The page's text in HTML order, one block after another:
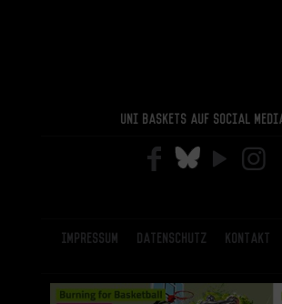
Uni Baskets auf Social
Impressum Datenschutz Kontakt